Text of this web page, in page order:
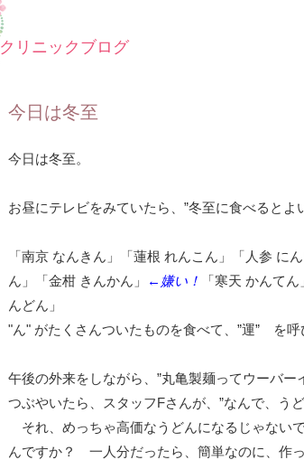
クリニックブログ
今日は冬至
今日は冬至。
お昼にテレビをみていたら、”冬至に食べるとよ
「南京 なんきん」「蓮根 れんこん」「人参 にん
ん」「金柑 きんかん」
←嫌い！ 「寒天 かんてん
んどん」
"ん" がたくさんついたものを食べて、”運” を呼
午後の外来をしながら、”丸亀製麺ってウーバ
つぶやいたら、スタッフFさんが、”なんで、う
それ、めっちゃ高価なうどんになるじゃない
んですか？ 一人分だったら、簡単なのに、作